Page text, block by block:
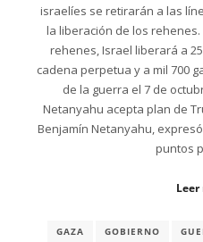
israelíes se retirarán a las
la liberación de los
rehenes, Israel liberará a
cadena perpetua y a mil 700
de la guerra el 7 de
Netanyahu acepta plan de
Benjamín Netanyahu,
puntos
Leer
GAZA GOBIERNO